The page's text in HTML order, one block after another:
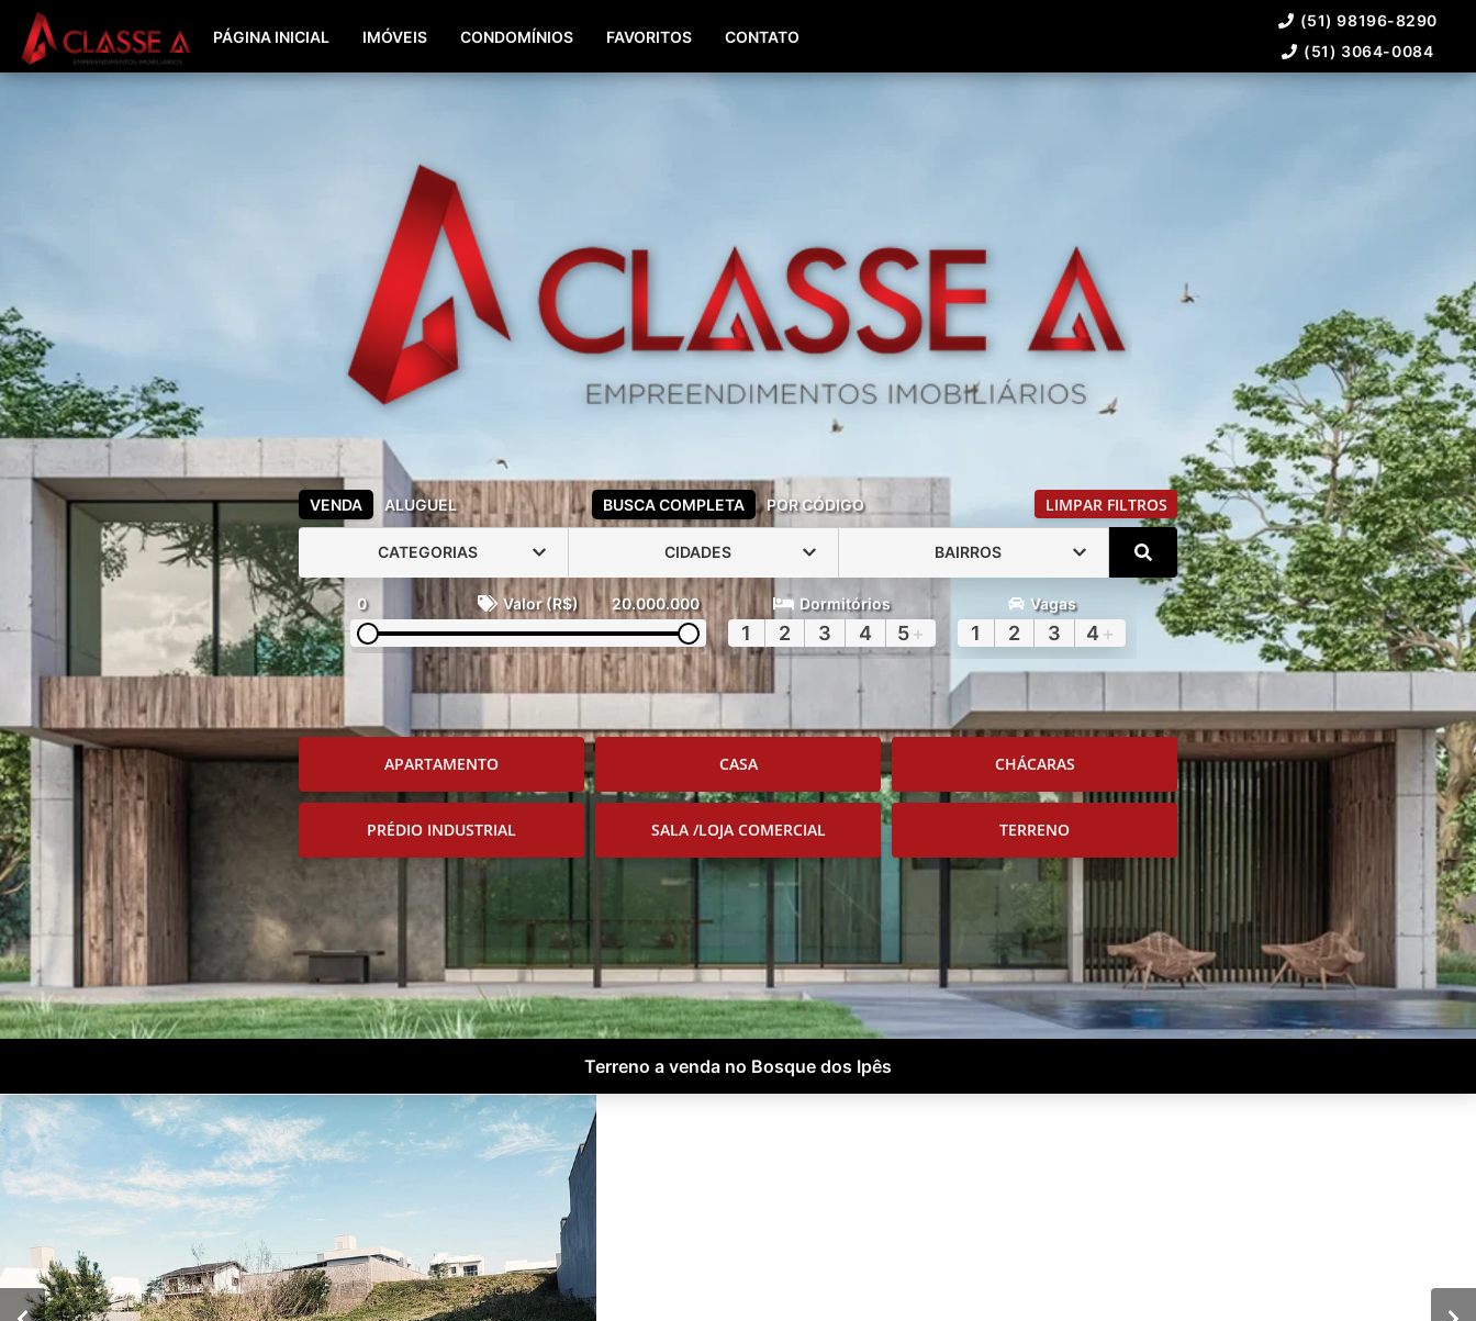
(51) 98196-8290 (51) 3064-0084
PÁGINA INICIAL IMÓVEIS CONDOMÍNIOS FAVORITOS CONTATO
(51) 98196-8290
(51) 3064-0084
VENDA ALUGUEL BUSCA COMPLETA POR CÓDIGO LIMPAR FILTROS
CATEGORIAS CIDADES BAIRROS
0 Valor (R$) 20.000.000 Dormitórios
1 2 3 4 5+
Vagas
1 2 3 4 +
APARTAMENTO CASA CHÁCARAS
PRÉDIO INDUSTRIAL SALA /LOJA COMERCIAL TERRENO
Terreno a venda no Bosque dos Ipês